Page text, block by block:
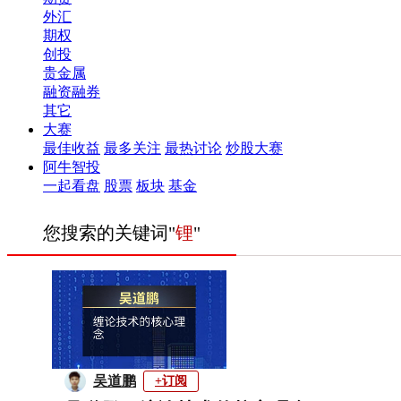
外汇
期权
创投
贵金属
融资融券
其它
大赛
最佳收益 最多关注 最热讨论 炒股大赛
阿牛智投
一起看盘 股票 板块 基金
您搜索的关键词"锂"
吴道鹏 +订阅